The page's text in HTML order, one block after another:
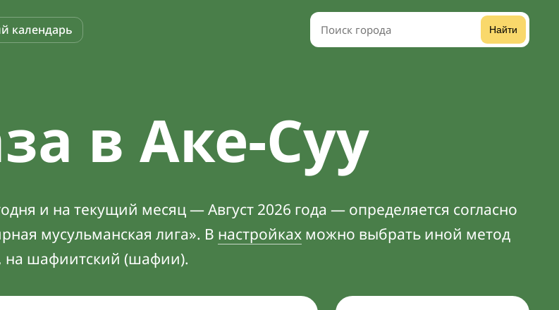
календарь Найти
в Аке-Суу
и на текущий месяц — Август 2026 года — определяется согласно
мусульманская лига». В настройках можно выбрать иной метод
на шафиитский (шафии).